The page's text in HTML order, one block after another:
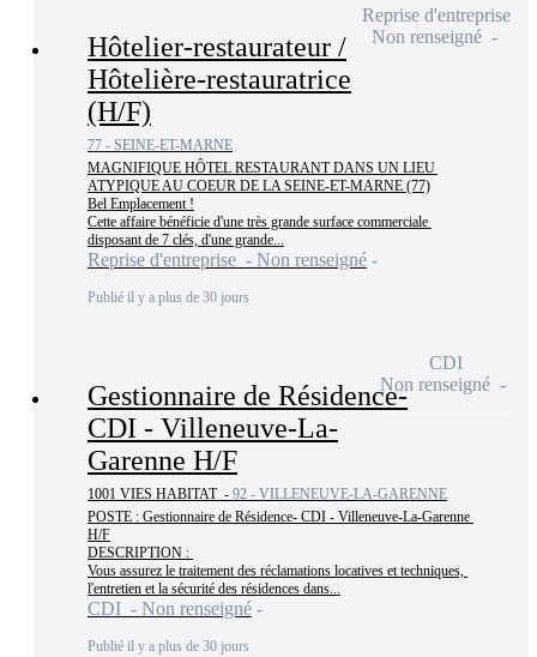
Hôtelier-restaurateur /
Hôtelière-restauratrice
(H/F)
77 - SEINE-ET-MARNE
MAGNIFIQUE HÔTEL RESTAURANT DANS UN LIEU
ATYPIQUE AU COEUR DE LA SEINE-ET-MARNE (77)
Bel Emplacement !
Cette affaire bénéficie d'une très grande surface commerciale
disposant de 7 clés, d'une grande...
Reprise d'entreprise - Non renseigné
Publié il y a plus de 30 jours
Reprise d'entreprise
Non renseigné
Gestionnaire de Résidence-
CDI - Villeneuve-La-
Garenne H/F
1001 VIES HABITAT - 92 - VILLENEUVE-LA-GARENNE
POSTE : Gestionnaire de Résidence- CDI - Villeneuve-La-Garenne
H/F
DESCRIPTION :
Vous assurez le traitement des réclamations locatives et techniques,
l'entretien et la sécurité des résidences dans...
CDI - Non renseigné
Publié il y a plus de 30 jours
CDI
Non renseigné